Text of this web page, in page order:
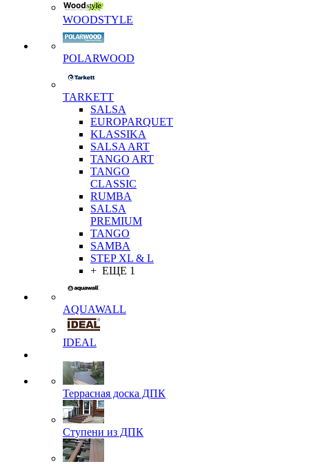
WOODSTYLE
POLARWOOD
TARKETT
SALSA
EUROPARQUET
KLASSIKA
SALSA ART
TANGO ART
TANGO
CLASSIC
RUMBA
SALSA
PREMIUM
TANGO
SAMBA
STEP XL & L
+ ЕЩЕ 1
AQUAWALL
IDEAL
Террасная доска ДПК
Ступени из ДПК